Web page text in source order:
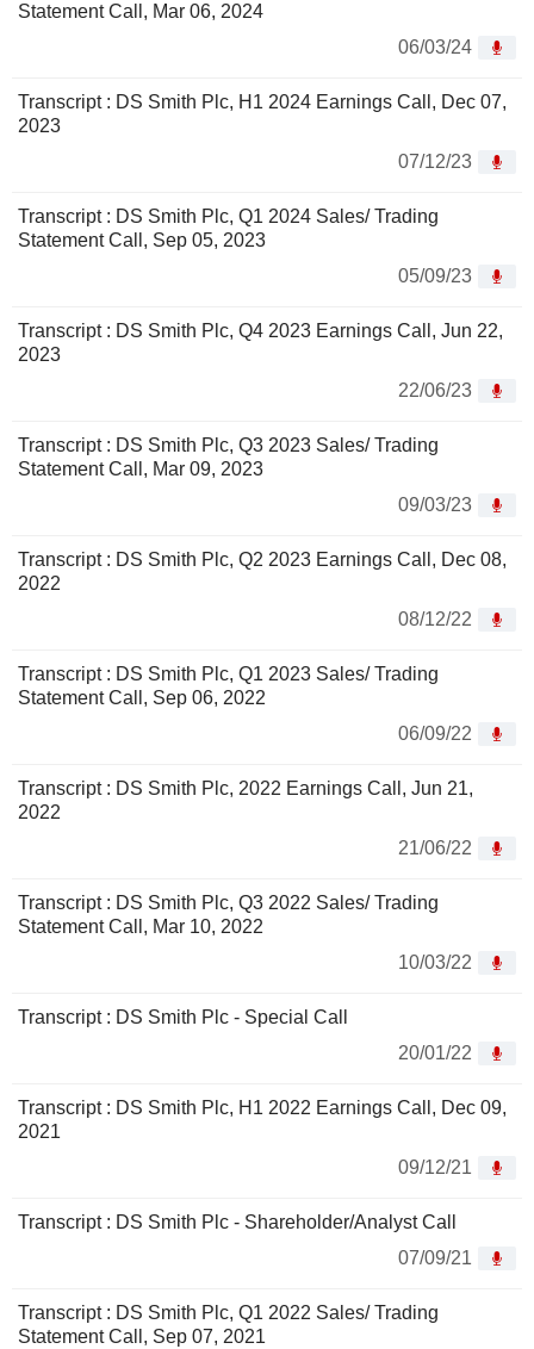
Statement Call, Mar 06, 2024
06/03/24
Transcript : DS Smith Plc, H1 2024 Earnings Call, Dec 07,
2023
07/12/23
Transcript : DS Smith Plc, Q1 2024 Sales/ Trading
Statement Call, Sep 05, 2023
05/09/23
Transcript : DS Smith Plc, Q4 2023 Earnings Call, Jun 22,
2023
22/06/23
Transcript : DS Smith Plc, Q3 2023 Sales/ Trading
Statement Call, Mar 09, 2023
09/03/23
Transcript : DS Smith Plc, Q2 2023 Earnings Call, Dec 08,
2022
08/12/22
Transcript : DS Smith Plc, Q1 2023 Sales/ Trading
Statement Call, Sep 06, 2022
06/09/22
Transcript : DS Smith Plc, 2022 Earnings Call, Jun 21,
2022
21/06/22
Transcript : DS Smith Plc, Q3 2022 Sales/ Trading
Statement Call, Mar 10, 2022
10/03/22
Transcript : DS Smith Plc - Special Call
20/01/22
Transcript : DS Smith Plc, H1 2022 Earnings Call, Dec 09,
2021
09/12/21
Transcript : DS Smith Plc - Shareholder/Analyst Call
07/09/21
Transcript : DS Smith Plc, Q1 2022 Sales/ Trading
Statement Call, Sep 07, 2021